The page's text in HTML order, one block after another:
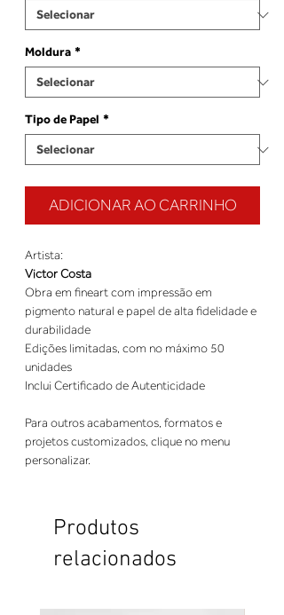
Moldura *
Tipo de Papel *
ADICIONAR AO CARRINHO
Artista:
Victor Costa
Obra em fineart com impressão em
pigmento natural e papel de alta fidelidade e
durabilidade
Edições limitadas, com no máximo 50
unidades
Inclui Certificado de Autenticidade
Para outros acabamentos, formatos e
projetos customizados, clique no menu
personalizar.
Produtos
relacionados